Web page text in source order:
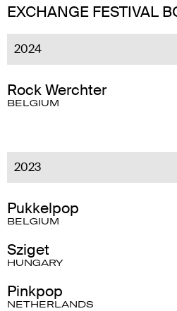
EXCHANGE FESTIVAL
2024
Rock Werchter
BELGIUM
2023
Pukkelpop
BELGIUM
Sziget
HUNGARY
Pinkpop
NETHERLANDS